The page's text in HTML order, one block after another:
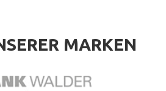
MARKEN